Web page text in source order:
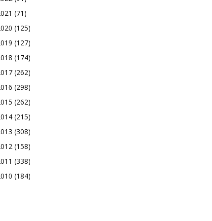
logge inn…
som finnes. En
skal vurderes.
styrer unna
Facebookside hvor
(71)
(125)
(127)
(174)
(262)
(298)
(262)
(215)
(308)
(158)
(338)
(184)